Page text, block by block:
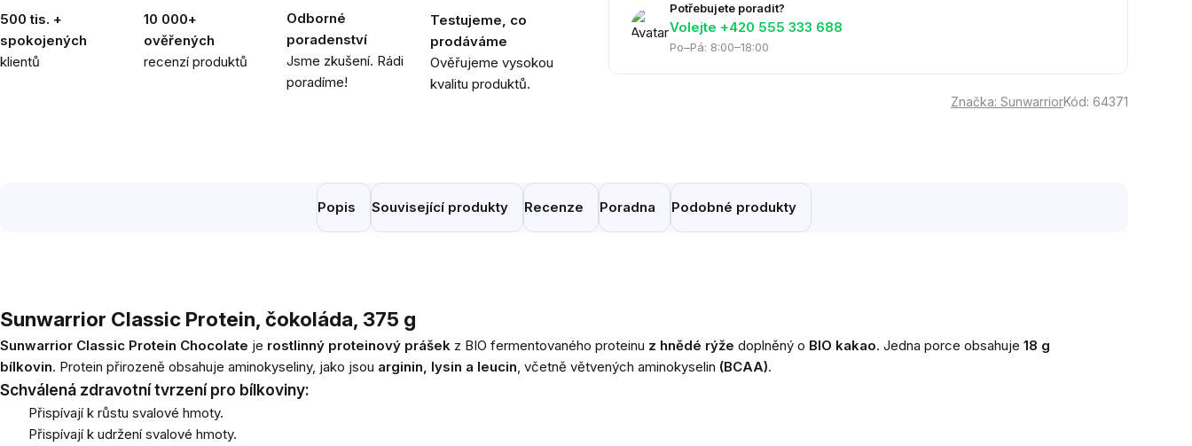
500 tis. +
spokojených
klientů
10 000+
ověřených
recenzí produktů
Odborné
poradenství
Jsme zkušení. Rádi
poradíme!
Testujeme, co
prodáváme
Ověřujeme vysokou
kvalitu produktů.
Potřebujete poradit?
Volejte ‭+420 555 333 688
Po–Pá: 8:00–18:00
Značka: SunwarriorKód: 64371
Popis Související produkty Recenze Poradna Podobné produkty
Sunwarrior Classic Protein, čokoláda, 375 g
Sunwarrior Classic Protein Chocolate je rostlinný proteinový prášek z BIO fermentovaného proteinu z hnědé rýže doplněný o BIO kakao. Jedna porce obsahuje 18 g
bílkovin. Protein přirozeně obsahuje aminokyseliny, jako jsou arginin, lysin a leucin, včetně větvených aminokyselin (BCAA).
Schválená zdravotní tvrzení pro bílkoviny:
Přispívají k růstu svalové hmoty.
Přispívají k udržení svalové hmoty.